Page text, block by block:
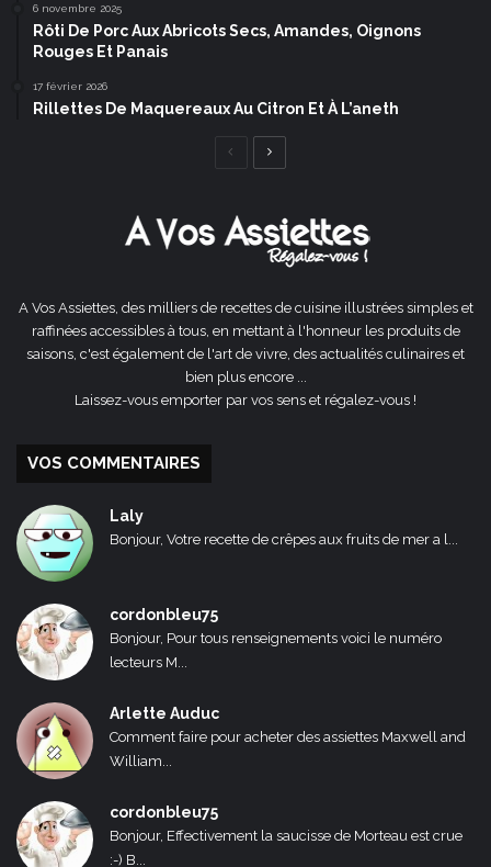
6 novembre 2025
Rôti De Porc Aux Abricots Secs, Amandes, Oignons
Rouges Et Panais
17 février 2026
Rillettes De Maquereaux Au Citron Et À L’aneth
Page
A Vos Assiettes, des milliers de recettes de cuisine illustrées simples et
raffinées accessibles à tous, en mettant à l'honneur les produits de
saisons, c'est également de l'art de vivre, des actualités culinaires et
bien plus encore ...
Laissez-vous emporter par vos sens et régalez-vous !
VOS COMMENTAIRES
Laly
Bonjour, Votre recette de crêpes aux fruits de mer a l...
cordonbleu75
Bonjour, Pour tous renseignements voici le numéro
lecteurs M...
Arlette Auduc
Comment faire pour acheter des assiettes Maxwell and
William...
cordonbleu75
Bonjour, Effectivement la saucisse de Morteau est crue
:-) B...